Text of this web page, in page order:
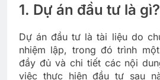
1. Dự án đầu tư là gì?
Dự án đầu tư là tài liệu do
nhiệm lập, trong đó trình
đầy đủ và chi tiết các nội
việc thực hiện đầu tư sau